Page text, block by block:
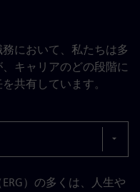
において、私たちは多
キャリアのどの段階に
共有しています。
）の多くは、人生や